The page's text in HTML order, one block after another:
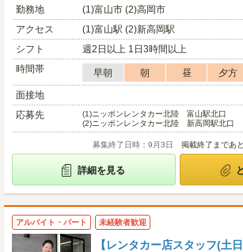
勤務地
(1)富山市 (2)高岡市
アクセス
(1)富山駅 (2)新高岡駅
シフト
週2日以上 1日3時間以上
時間帯
早朝 朝 昼 夕方
面接地
応募先
(1)ニッポンレンタカー北陸 富山駅北口
(2)ニッポンレンタカー北陸 新高岡駅北口
募集終了日時：9月3日 掲載終了まであ
詳細を見る
アルバイト・パート 未経験者歓迎
【レンタカー店スタッフ(土